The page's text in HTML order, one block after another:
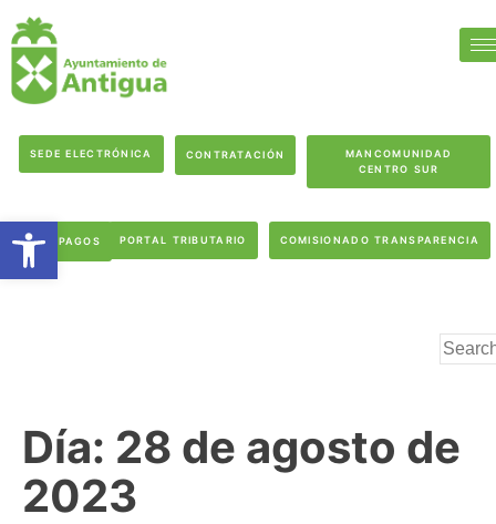
SEDE ELECTRÓNICA CONTRATACIÓN
MANCOMUNIDAD
CENTRO SUR
PAGOS PORTAL TRIBUTARIO COMISIONADO TRANSPARENCIA
Día: 28 de agosto de
2023
Abrir barra de herramientas